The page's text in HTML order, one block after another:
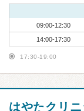
09:00-12:30
14:00-17:30
17:30-19:00
はやたクリニ